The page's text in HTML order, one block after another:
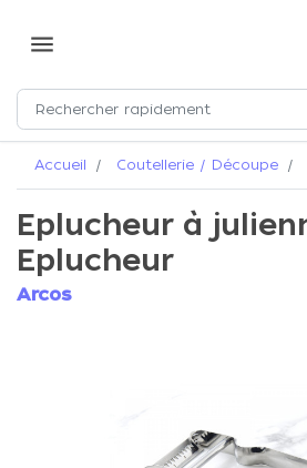
menu
Accueil Coutellerie / Découpe
Eplucheur à
Eplucheur
Arcos